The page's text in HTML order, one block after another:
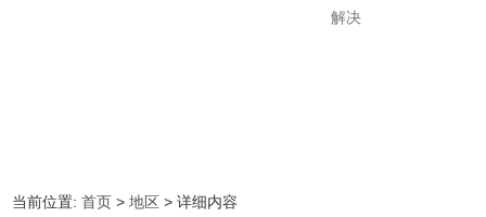
解决
当前位置:首页 >地区 > 详细内容